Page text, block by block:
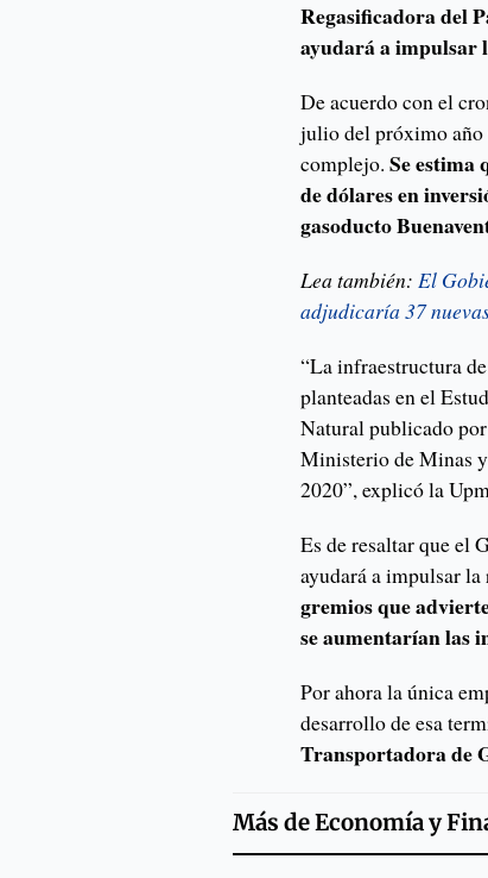
Regasificadora del
ayudará a impulsar
De acuerdo con el
julio del próximo año
complejo. Se estima
de dólares en
gasoducto
Lea también:El
adjudicaría 37
“La infraestructura
planteadas en el
Natural publicado
Ministerio de Minas
2020”, explicó la
Es de resaltar que el
ayudará a impulsar
gremios que
se aumentarían las
Por ahora la única
desarrollo de esa
Transportadora de
Más deEconomía y